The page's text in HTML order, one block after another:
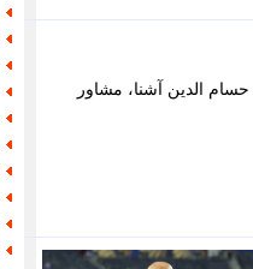
الدین آشنا، مشاور